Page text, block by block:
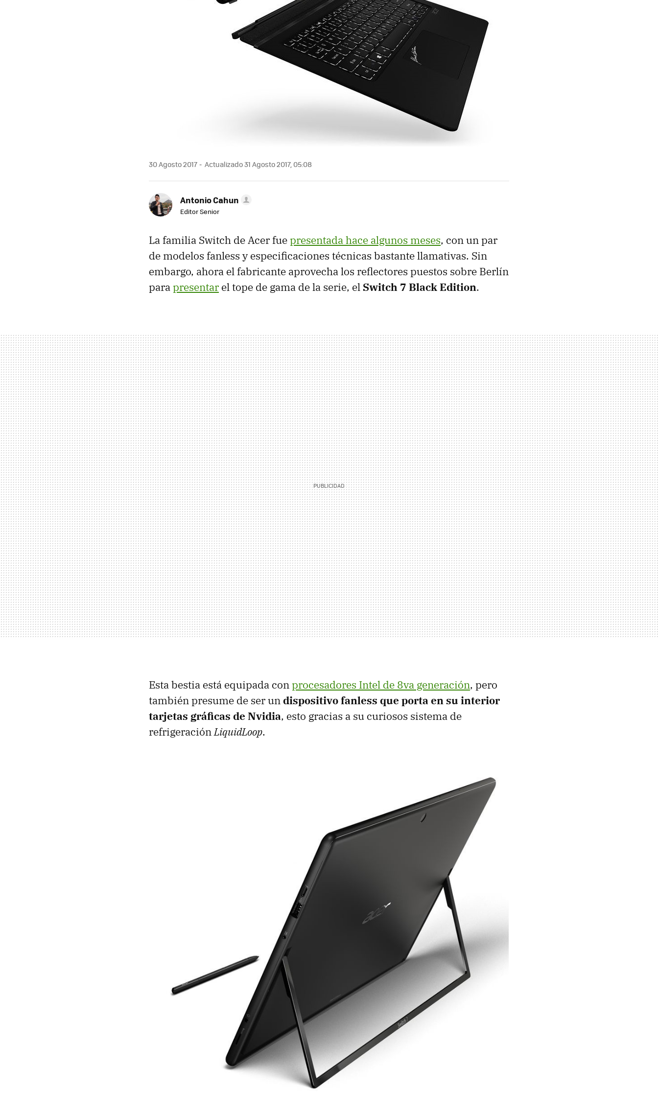
30 Agosto 2017 Actualizado 31 Agosto 2017, 05:08
Antonio Cahun
Editor Senior
La familia Switch de Acer fuepresentada hace algunos meses, con un par
de modelos fanless y especificaciones técnicas bastante llamativas. Sin
embargo, ahora el fabricante aprovecha los reflectores puestos sobre Berlín
parapresentar el tope de gama de la serie, el Switch 7 Black Edition.
Esta bestia está equipada conprocesadores Intel de 8va generación, pero
también presume de ser undispositivo fanless que porta en su interior
tarjetas gráficas de Nvidia, esto gracias a su curiosos sistema de
refrigeraciónLiquidLoop.